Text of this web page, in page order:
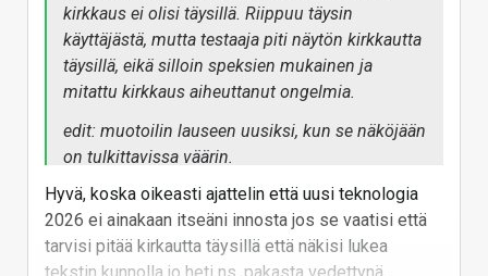
kirkkaus ei olisi täysillä. Riippuu täysin
käyttäjästä, mutta testaaja piti näytön kirkkautta
täysillä, eikä silloin speksien mukainen ja
mitattu kirkkaus aiheuttanut ongelmia.
edit: muotoilin lauseen uusiksi, kun se näköjään
on tulkittavissa väärin.
Hyvä, koska oikeasti ajattelin että uusi teknologia
2026 ei ainakaan itseäni innosta jos se vaatisi että
tarvisi pitää kirkautta täysillä että näkisi lukea